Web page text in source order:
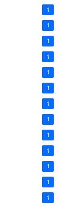
1
1
1
1
1
1
1
1
1
1
1
1
1